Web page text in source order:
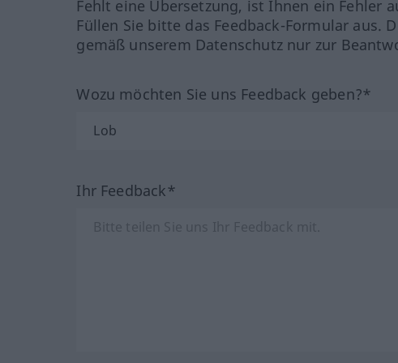
Fehlt eine Übersetzung, ist Ihnen ein Fehler
Füllen Sie bitte das Feedback-Formular aus.
gemäß unserem Datenschutz nur zur
Wozu möchten Sie uns Feedback geben?*
Ihr Feedback*